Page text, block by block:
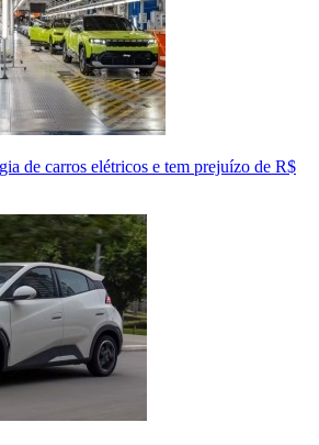
de carros elétricos e tem prejuízo de R$